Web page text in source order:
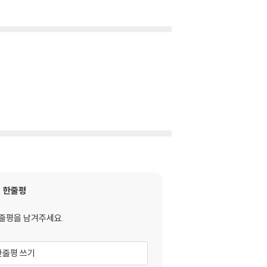
한줄평
평을 남겨주세요.
줄평 쓰기